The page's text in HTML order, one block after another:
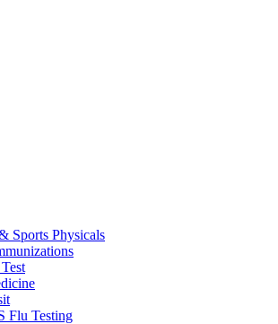
Sports Physicals
Flu Testing